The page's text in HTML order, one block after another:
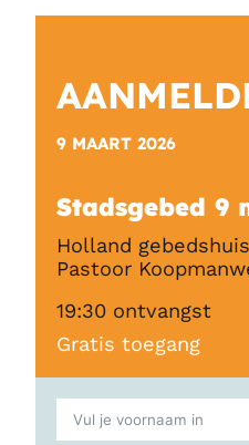
9 MAART 2026
Stadsgebed 9
Holland gebedshuis
Pastoor
19:30 ontvangst
Gratis toegang